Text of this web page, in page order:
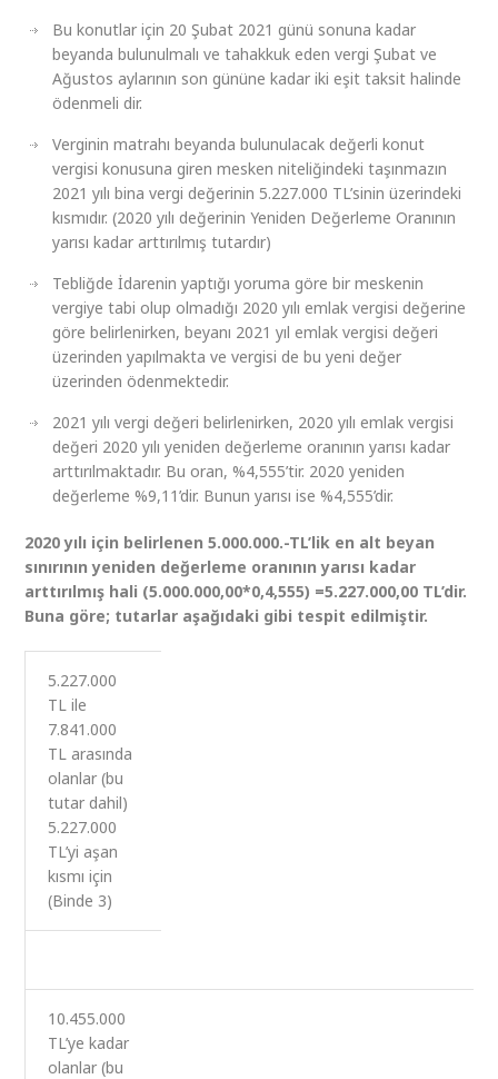
Bu konutlar için 20 Şubat 2021 günü sonuna kadar
beyanda bulunulmalı ve tahakkuk eden vergi Şubat ve
Ağustos aylarının son gününe kadar iki eşit taksit halinde
ödenmeli dir.
Verginin matrahı beyanda bulunulacak değerli konut
vergisi konusuna giren mesken niteliğindeki taşınmazın
2021 yılı bina vergi değerinin 5.227.000 TL’sinin üzerindeki
kısmıdır. (2020 yılı değerinin Yeniden Değerleme Oranının
yarısı kadar arttırılmış tutardır)
Tebliğde İdarenin yaptığı yoruma göre bir meskenin
vergiye tabi olup olmadığı 2020 yılı emlak vergisi değerine
göre belirlenirken, beyanı 2021 yıl emlak vergisi değeri
üzerinden yapılmakta ve vergisi de bu yeni değer
üzerinden ödenmektedir.
2021 yılı vergi değeri belirlenirken, 2020 yılı emlak vergisi
değeri 2020 yılı yeniden değerleme oranının yarısı kadar
arttırılmaktadır. Bu oran, %4,555’tir. 2020 yeniden
değerleme %9,11’dir. Bunun yarısı ise %4,555’dir.
2020 yılı için belirlenen 5.000.000.-TL’lik en alt beyan
sınırının yeniden değerleme oranının yarısı kadar
arttırılmış hali (5.000.000,00*0,4,555) =5.227.000,00 TL’dir.
Buna göre; tutarlar aşağıdaki gibi tespit edilmiştir.
5.227.000
TL ile
7.841.000
TL arasında
olanlar (bu
tutar dahil)
5.227.000
TL’yi aşan
kısmı için
(Binde 3)
10.455.000
TL’ye kadar
olanlar (bu